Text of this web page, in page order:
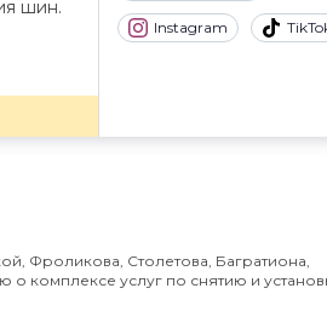
Instagram
шин.
Фроликова, Столетова, Багратиона,
комплексе услуг по снятию и